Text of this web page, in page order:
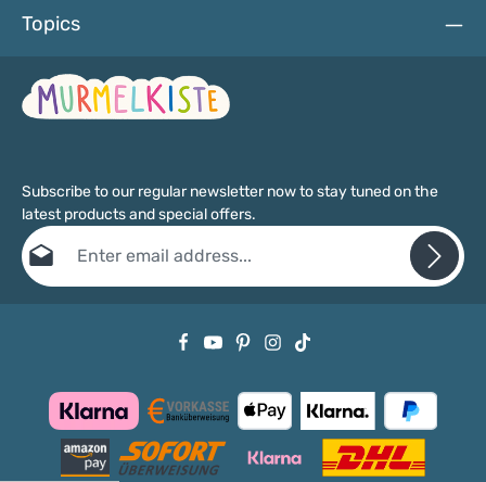
Topics
Subscribe to our regular newsletter now to stay tuned on the
latest products and special offers.
Email address*
By selecting continue you confirm that you have read our